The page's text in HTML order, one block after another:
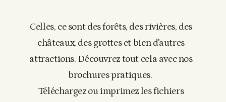
Celles, ce sont des forêts, des rivières, des
châteaux, des grottes et bien d'autres
attractions. Découvrez tout cela avec nos
brochures pratiques.
Téléchargez ou imprimez les fichiers